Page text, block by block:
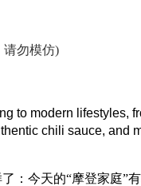
请勿模仿)
to modern lifestyles,
chili sauce, and
：今天的“摩登家庭”